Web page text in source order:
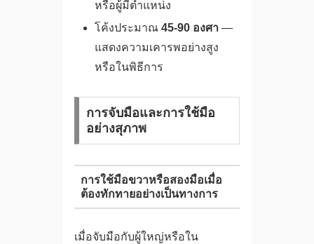
หรือผู้มีตำแหน่ง
โค้งประมาณ 45-90 องศา—
แสดงความเคารพอย่างสูง
หรือในพิธีการ
การจับมือและการใช้มือ
อย่างสุภาพ
การใช้มือขวาหรือสองมือเมื่อ
ต้องทักทายอย่างเป็นทางการ
เมื่อจับมือกับผู้ใหญ่หรือใน